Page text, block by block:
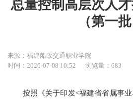
总量控制高层次人
（第一批
来源：福建船政交通职业学院
时间：2026-07-08 10:52
浏览量：683
按照《关于印发<福建省省属事业